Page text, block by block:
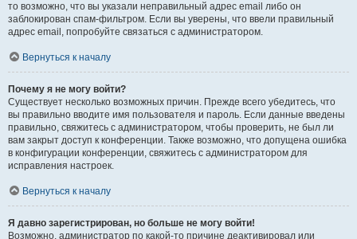
то возможно, что вы указали неправильный адрес email либо он
заблокирован спам-фильтром. Если вы уверены, что ввели правильный
адрес email, попробуйте связаться с администратором.
Вернуться к началу
Почему я не могу войти?
Существует несколько возможных причин. Прежде всего убедитесь, что
вы правильно вводите имя пользователя и пароль. Если данные введены
правильно, свяжитесь с администратором, чтобы проверить, не был ли
вам закрыт доступ к конференции. Также возможно, что допущена ошибка
в конфигурации конференции, свяжитесь с администратором для
исправления настроек.
Вернуться к началу
Я давно зарегистрирован, но больше не могу войти!
Возможно, администратор по какой-то причине деактивировал или